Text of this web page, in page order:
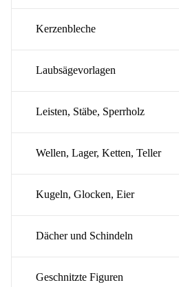
Kerzenbleche
Laubsägevorlagen
Leisten, Stäbe, Sperrholz
Wellen, Lager, Ketten, Teller
Kugeln, Glocken, Eier
Dächer und Schindeln
Geschnitzte Figuren